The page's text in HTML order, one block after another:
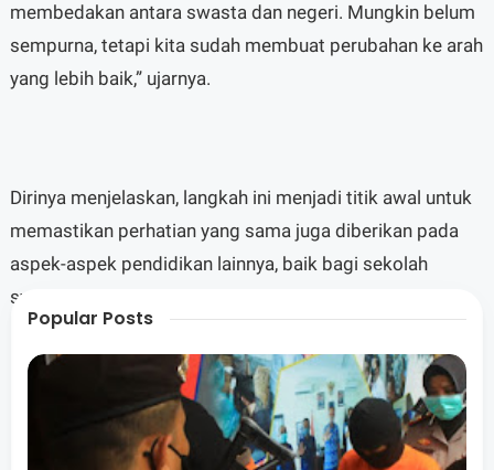
membedakan antara swasta dan negeri. Mungkin belum
sempurna, tetapi kita sudah membuat perubahan ke arah
yang lebih baik,” ujarnya.
Dirinya menjelaskan, langkah ini menjadi titik awal untuk
memastikan perhatian yang sama juga diberikan pada
aspek-aspek pendidikan lainnya, baik bagi sekolah
swasta maupun negeri.
Pemeprov NTB berkomitmen agar kebijakan pendidikan
ke depan semakin inklusif dan berkeadilan. Gubernur
Popular Posts